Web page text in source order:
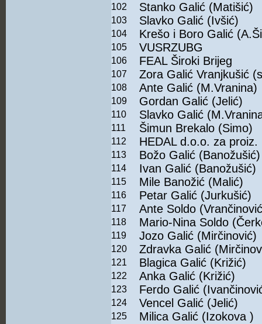
102
Stanko Galić (Matišić)
103 Slavko Galić (Ivšić)
104 Krešo i Boro Galić
105 VUSRZUBG
106 FEAL Široki Brijeg
107 Zora Galić Vranjkušić
108 Ante Galić (M.Vranina)
109 Gordan Galić (Jelić)
110 Slavko Galić
111 Šimun Brekalo (Simo)
112 HEDAL d.o.o. za
113 Božo Galić (Banožušić)
114 Ivan Galić (Banožušić)
115 Mile Banožić (Malić)
116 Petar Galić (Jurkušić)
117 Ante Soldo
118 Mario-Nina Soldo
119 Jozo Galić (Mirčinović)
120 Zdravka Galić
121 Blagica Galić (Križić)
122 Anka Galić (Križić)
123 Ferdo Galić
124 Vencel Galić (Jelić)
125 Milica Galić (Izokova )